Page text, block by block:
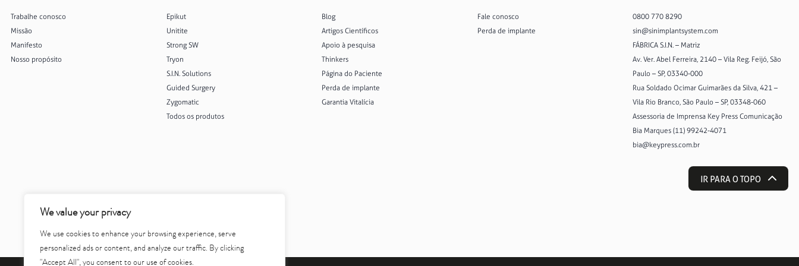
We value your privacy
We use cookies to enhance your browsing experience, serve
personalized ads or content, and analyze our traffic. By clicking
"Accept All", you consent to our use of cookies.
Trabalhe conosco
Missão
Manifesto
Nosso propósito
Epikut
Unitite
Strong SW
Tryon
S.I.N. Solutions
Guided Surgery
Zygomatic
Todos os produtos
Blog
Artigos Científicos
Apoio à pesquisa
Thinkers
Página do Paciente
Perda de implante
Garantia Vitalícia
Fale conosco
Perda de implante
0800 770 8290
sin@sinimplantsystem.com
FÁBRICA S.I.N. – Matriz
Av. Ver. Abel Ferreira, 2140 – Vila Reg. Feijó, São
Paulo – SP, 03340-000
Rua Soldado Ocimar Guimarães da Silva, 421 –
Vila Rio Branco, São Paulo – SP, 03348-060
Assessoria de Imprensa Key Press Comunicação
Bia Marques (11) 99242-4071
bia@keypress.com.br
IR PARA O TOPO